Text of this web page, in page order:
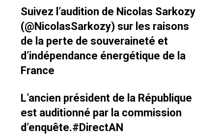
Suivez l’audition de Nicolas Sarkozy
(@NicolasSarkozy) sur les raisons
de la perte de souveraineté et
d’indépendance énergétique de la
France
L’ancien président de la République
est auditionné par la commission
d’enquête.#DirectAN